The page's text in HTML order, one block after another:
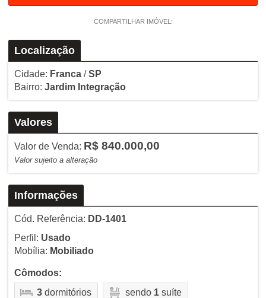
COMPARTILHAR IMÓVEL:
Localização
Cidade: Franca/SP
Bairro: Jardim Integração
Valores
Valor de Venda: R$ 840.000,00
Valor sujeito a alteração
Informações
Cód. Referência: DD-1401
Perfil: Usado
Mobília: Mobiliado
Cômodos:
3dormitórios sendo 1suíte